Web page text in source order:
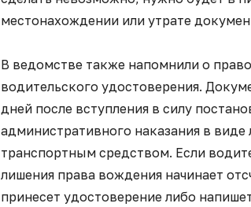
местонахождении или утрате
В ведомстве также напомнили о
водительского удостоверения.
дней после вступления в силу
административного наказания в виде
транспортным средством. Если
лишения права вождения начинает
принесет удостоверение либо